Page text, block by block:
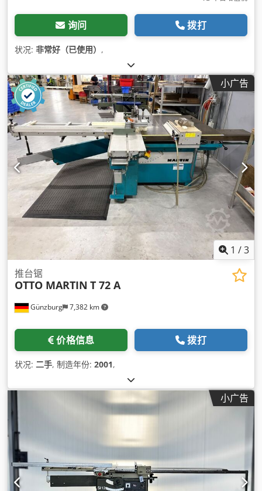
询问 拨打
状况: 非常好（已使用） ,
小广告
1 /3
Günzburg 7,382 km
推台锯
OTTO MARTIN T 72 A
价格信息 拨打
状况: 二手, 制造年份: 2001,
小广告